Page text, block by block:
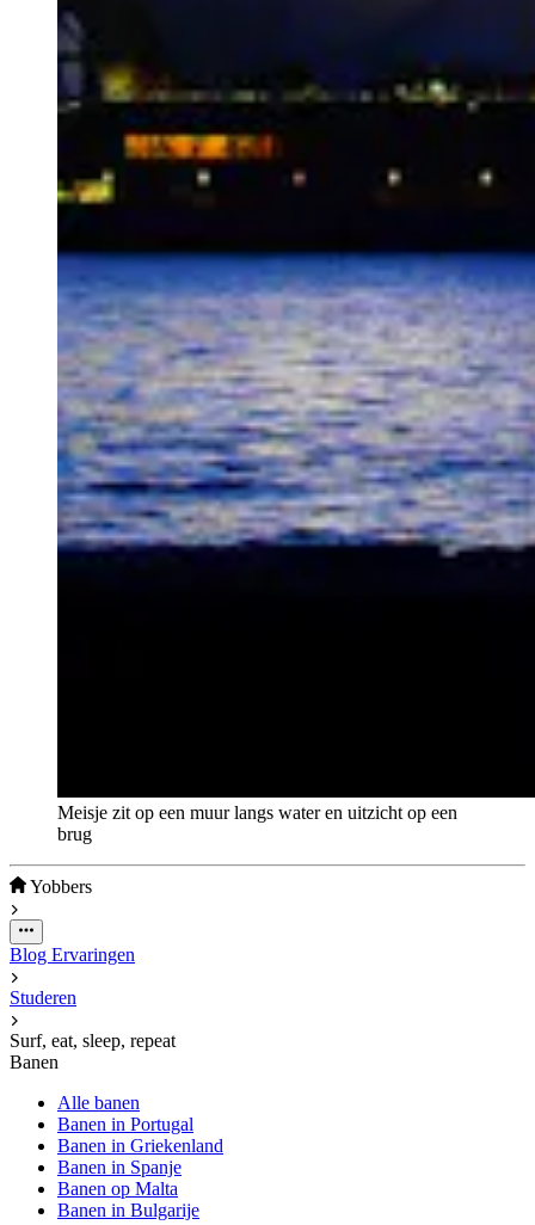
Meisje zit op een muur langs water en uitzicht op een
brug
Yobbers
Blog Ervaringen
Studeren
Surf, eat, sleep, repeat
Banen
Alle banen
Banen in Portugal
Banen in Griekenland
Banen in Spanje
Banen op Malta
Banen in Bulgarije